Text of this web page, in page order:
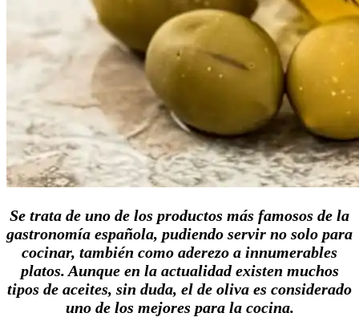
Se trata de uno de los productos más famosos de la
gastronomía española, pudiendo servir no solo para
cocinar, también como aderezo a innumerables
platos. Aunque en la actualidad existen muchos
tipos de aceites, sin duda, el de oliva es considerado
uno de los mejores para la cocina.